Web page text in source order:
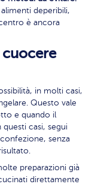
deperibili,
è ancora
in molti casi,
Questo vale
e quando il
casi, segui
senza
preparazioni già
direttamente